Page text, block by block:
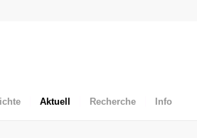
Aktuell Recherche Info